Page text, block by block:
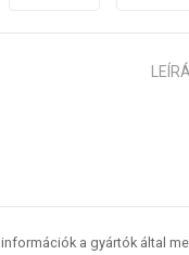
a gyártók által